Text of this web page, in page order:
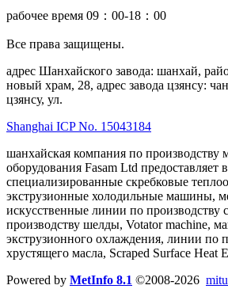
рабочее время 09：00-18：00
Все права защищены.
адрес Шанхайского завода: шанхай,
новый храм, 28, адрес завода цзянсу:
цзянсу, ул.
Shanghai ICP No. 15043184
шанхайская компания по производству
оборудования Fasam Ltd предоставляет
специализированные скребковые
экструзионные холодильные машины,
искусственные линии по производству
производству шелды, Votator machine,
экструзионного охлаждения, линии по
хрустящего масла, Scraped Surface Heat
Powered by MetInfo 8.1 ©2008-2026